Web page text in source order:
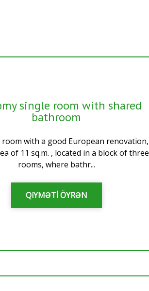
single room with shared
bathroom
room with a good European renovation,
of 11 sq.m. , located in a block of three
rooms, where bathr...
QiYMƏTİ ÖYRƏN